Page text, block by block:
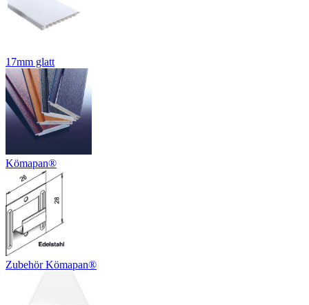
17mm glatt
Kömapan®
Zubehör Kömapan®